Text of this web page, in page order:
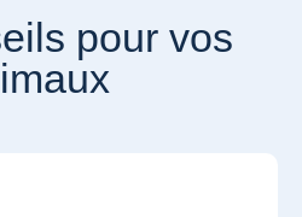
pour vos